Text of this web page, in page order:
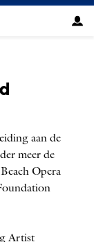
aan de
meer de
Opera
Artist